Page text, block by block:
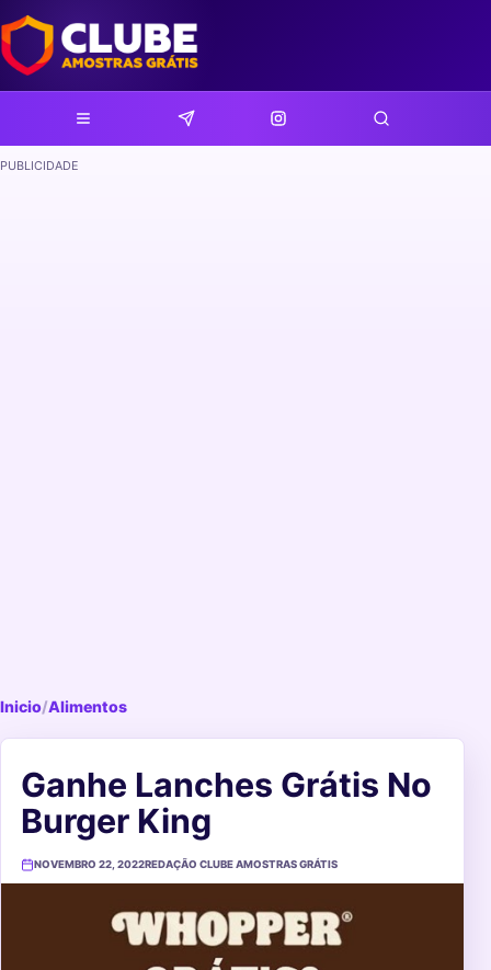
PUBLICIDADE
Inicio/Alimentos
Ganhe Lanches Grátis No
Burger King
NOVEMBRO 22, 2022REDAÇÃO CLUBE AMOSTRAS GRÁTIS